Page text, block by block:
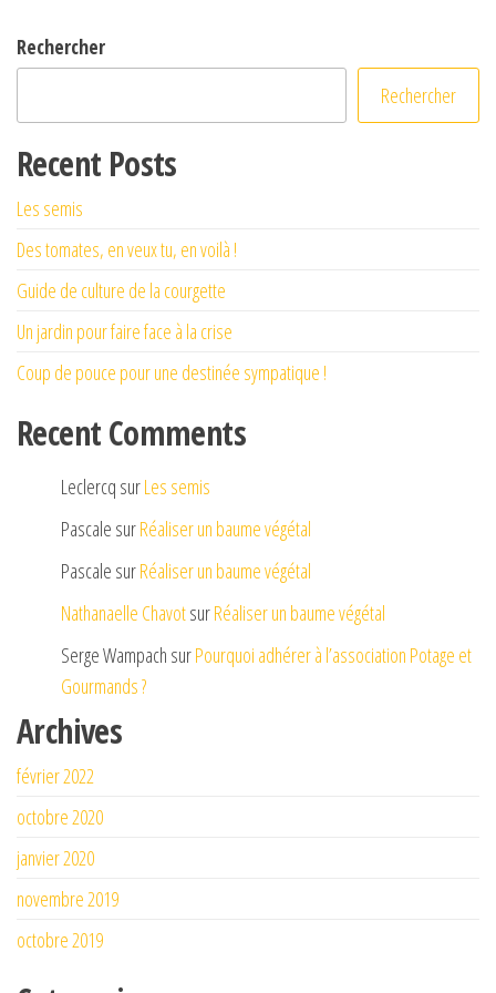
Rechercher
Rechercher
Recent Posts
Les semis
Des tomates, en veux tu, en voilà !
Guide de culture de la courgette
Un jardin pour faire face à la crise
Coup de pouce pour une destinée sympatique !
Recent Comments
Leclercq surLes semis
Pascale surRéaliser un baume végétal
Pascale surRéaliser un baume végétal
Nathanaelle ChavotsurRéaliser un baume végétal
Serge Wampach surPourquoi adhérer à l’association Potage et
Gourmands ?
Archives
février 2022
octobre 2020
janvier 2020
novembre 2019
octobre 2019